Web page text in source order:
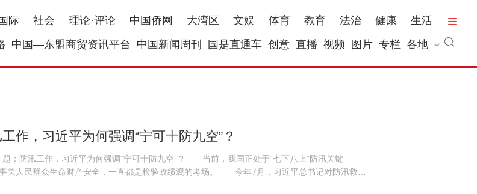
国际 社会 理论·评论 中国侨网 大湾区 文娱 体育 教育 法治 健康
生活
中国—东盟商贸资讯平台 中国新闻周刊 国是直通车 创意 直播 视频 图片 专栏 各地
作，习近平为何强调“宁可十防九空”？
防汛工作，习近平为何强调“宁可十防九空”？ 当前，我国正处于“七下八上”防汛关键
人民群众生命财产安全，一直都是检验政绩观的考场。 今年7月，习近平总书记对防汛救灾